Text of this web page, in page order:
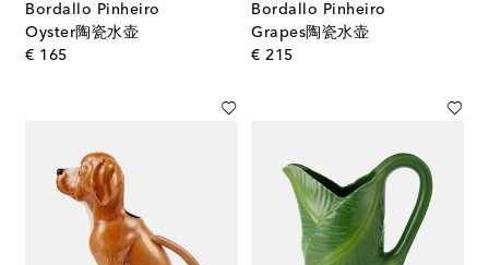
Bordallo Pinheiro
Oyster陶瓷水壶
€ 165original price
Bordallo Pinheiro
Grapes陶瓷水壶
€ 215original price